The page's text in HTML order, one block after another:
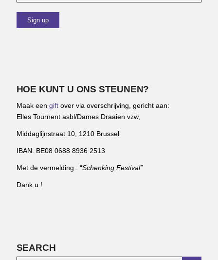
HOE KUNT U ONS STEUNEN?
Maak een giftover via overschrijving, gericht aan:
Elles Tournent asbl/Dames Draaien vzw,
Middaglijnstraat 10, 1210 Brussel
IBAN: BE08 0688 8936 2513
Met de vermelding : “Schenking Festival”
Dank u !
SEARCH